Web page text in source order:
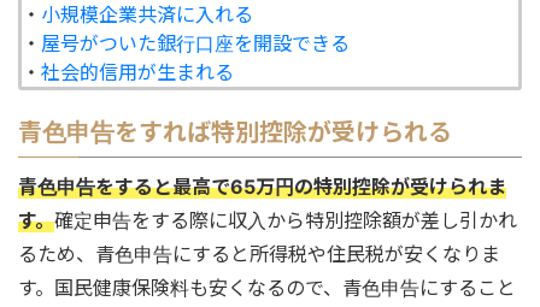
・ 小規模企業共済に入れる
・ 屋号がついた銀行口座を開設できる
・ 社会的信用が生まれる
青色申告をすれば特別控除が受けられる
青色申告をすると最高で65万円の特別控除が受けられま
す。確定申告をする際に収入から特別控除額が差し引かれ
るため、青色申告にすると所得税や住民税が安くなりま
す。国民健康保険料も安くなるので、青色申告にすること